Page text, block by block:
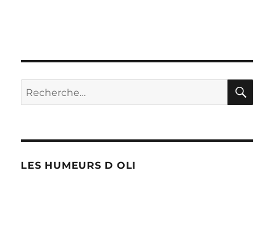
Recherche
pour :
LES HUMEURS D OLI